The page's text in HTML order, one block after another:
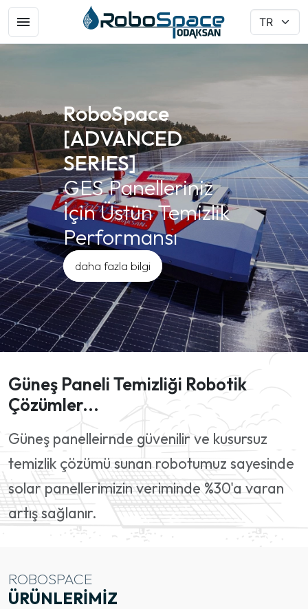
RoboSpace
[ADVANCED
SERIES]
GES Panelleriniz
İçin Üstün Temizlik
Performansı
daha fazla bilgi
Güneş Paneli Temizliği Robotik
Çözümler...
Güneş panelleirnde güvenilir ve kusursuz
temizlik çözümü sunan robotumuz sayesinde
solar panellerimizin veriminde %30'a varan
artış sağlanır.
ROBOSPACE
ÜRÜNLERIMIZ